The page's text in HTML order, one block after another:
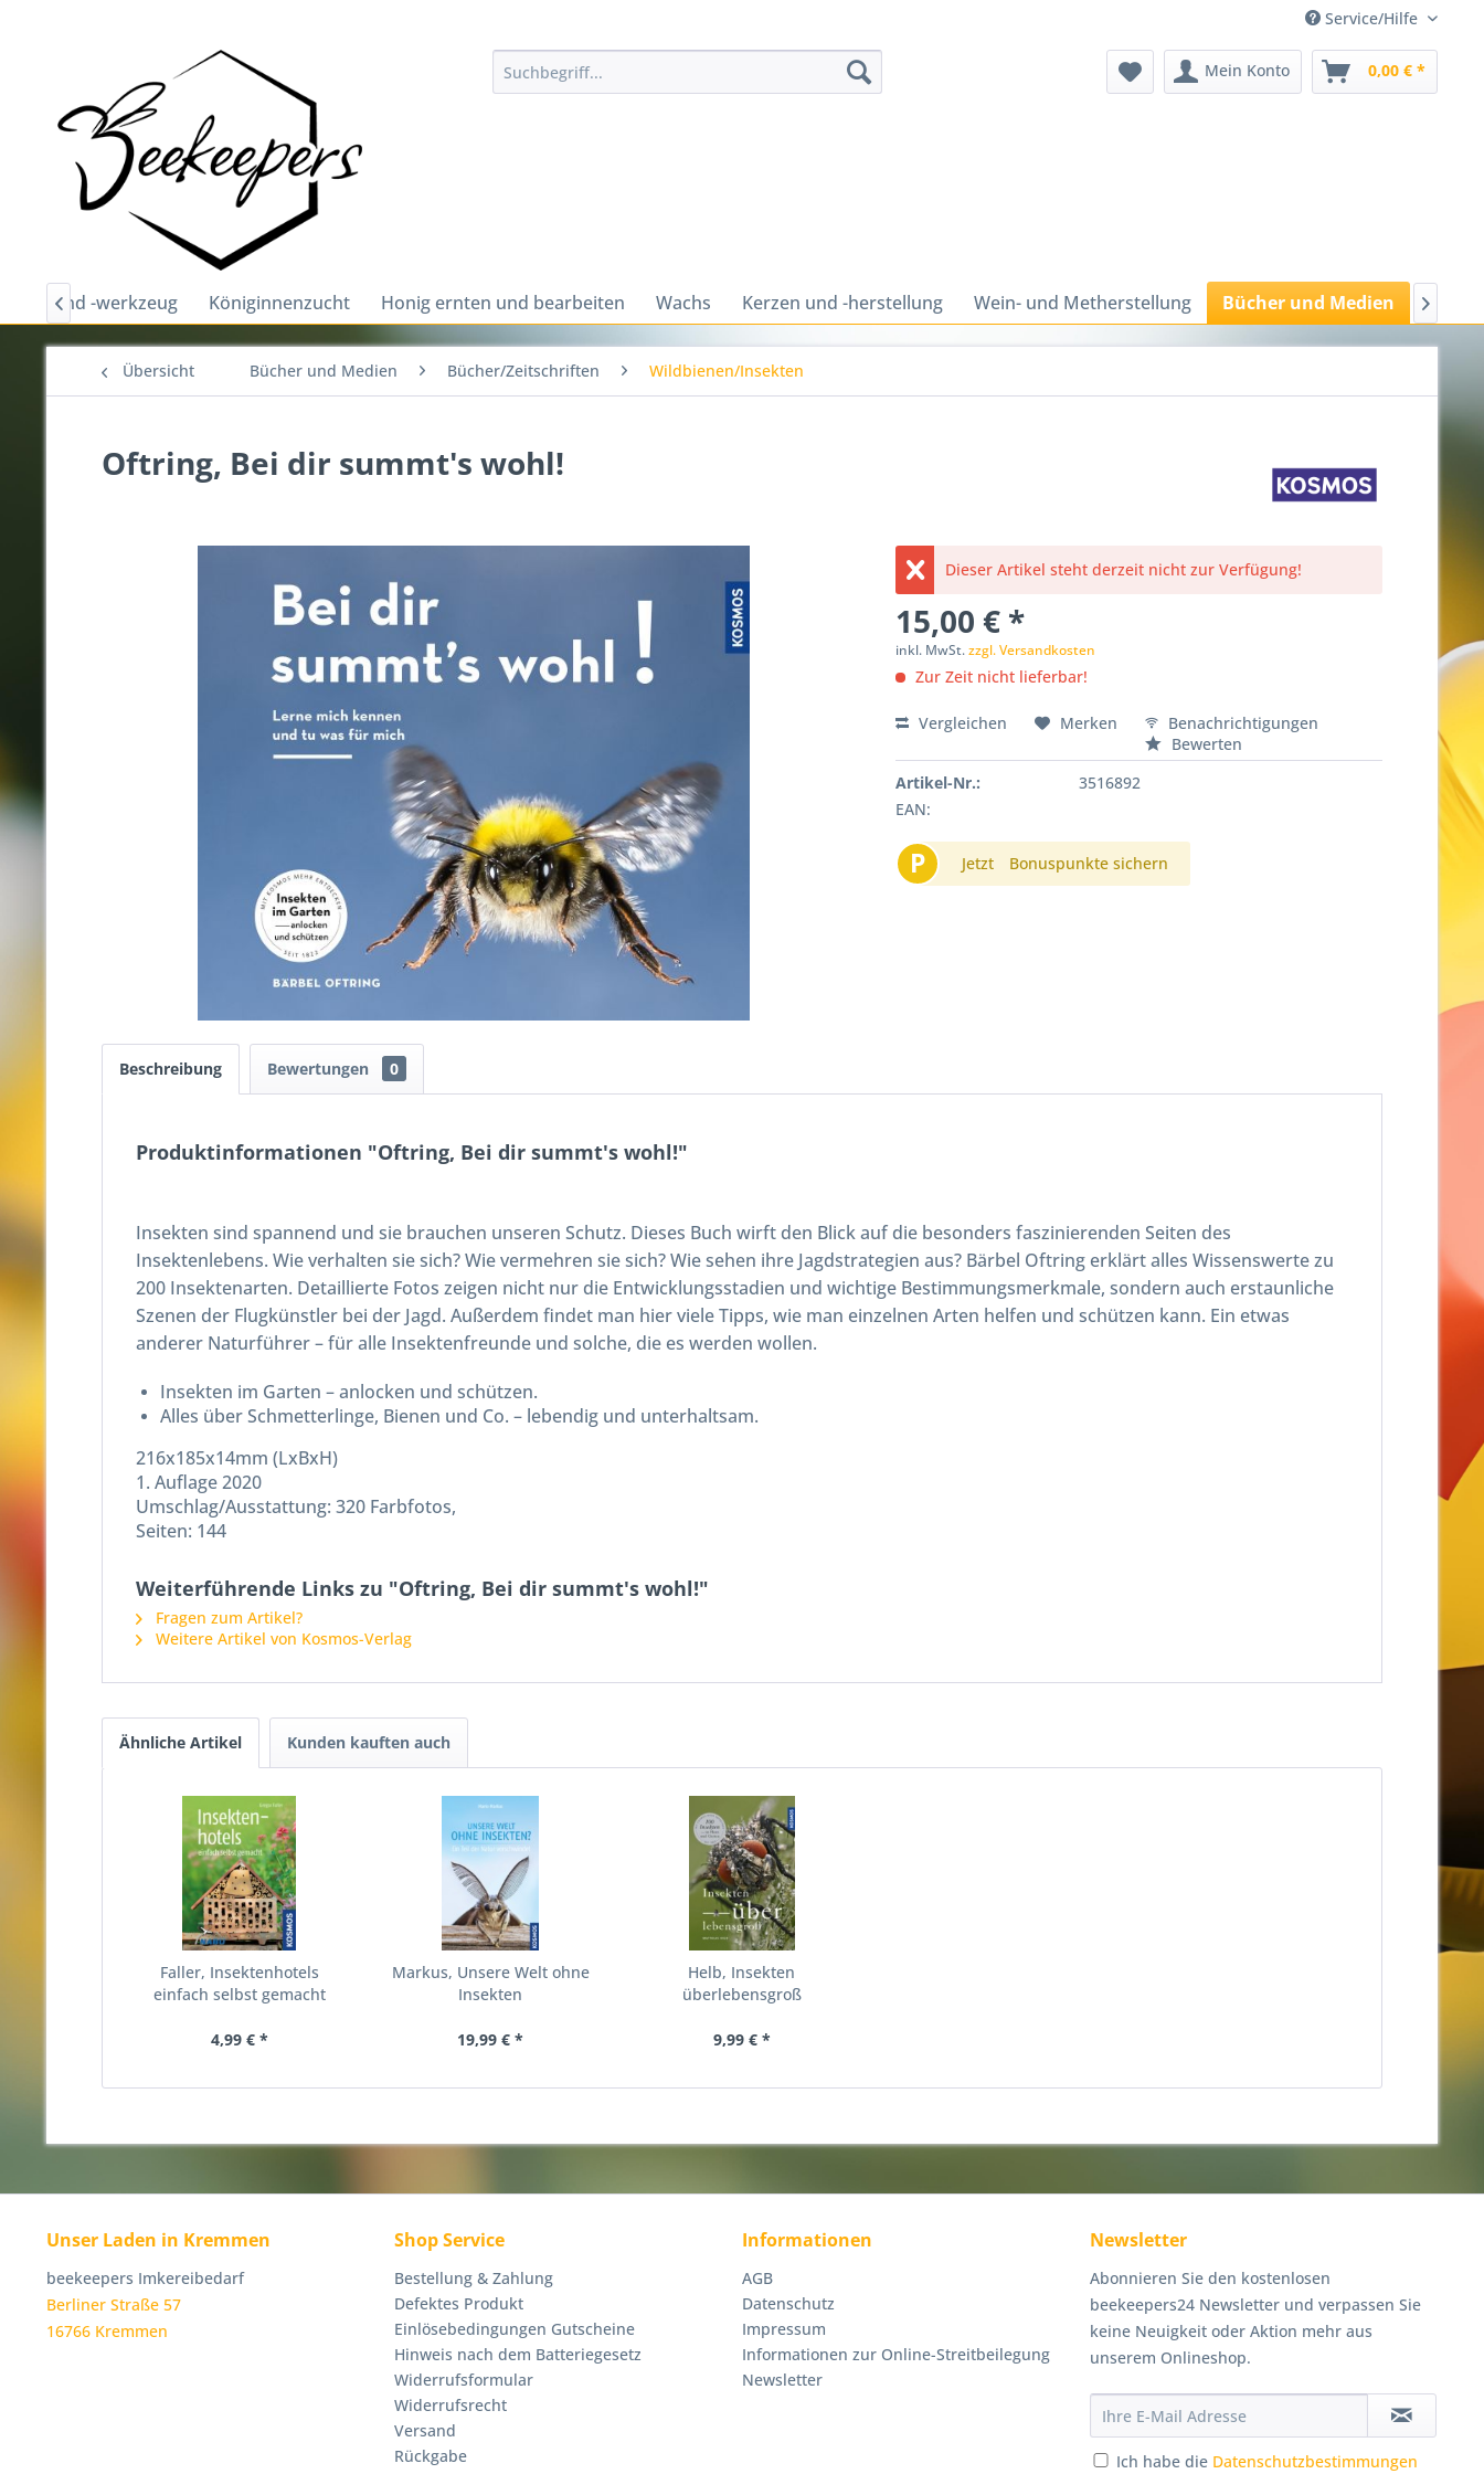
Service/Hilfe
Mein Konto 0,00 € *
und -werkzeug Königinnenzucht Honig ernten und bearbeiten Wachs Kerzen und -herstellung Wein- und Metherstellung Bücher und Medien
 
Übersicht Bücher und Medien Bücher/Zeitschriften Wildbienen/Insekten
Oftring, Bei dir summt's wohl!
Dieser Artikel steht derzeit nicht zur Verfügung!
15,00 € *
inkl. MwSt.zzgl. Versandkosten
Zur Zeit nicht lieferbar!
Vergleichen Merken
Benachrichtigungen
Bewerten
Artikel-Nr.:
3516892
EAN:
P Jetzt Bonuspunkte sichern
Beschreibung Bewertungen 0
Produktinformationen "Oftring, Bei dir summt's wohl!"
Insekten sind spannend und sie brauchen unseren Schutz. Dieses Buch wirft den Blick auf die besonders faszinierenden Seiten des
Insektenlebens. Wie verhalten sie sich? Wie vermehren sie sich? Wie sehen ihre Jagdstrategien aus? Bärbel Oftring erklärt alles Wissenswerte zu
200 Insektenarten. Detaillierte Fotos zeigen nicht nur die Entwicklungsstadien und wichtige Bestimmungsmerkmale, sondern auch erstaunliche
Szenen der Flugkünstler bei der Jagd. Außerdem findet man hier viele Tipps, wie man einzelnen Arten helfen und schützen kann. Ein etwas
anderer Naturführer – für alle Insektenfreunde und solche, die es werden wollen.
Insekten im Garten – anlocken und schützen.
Alles über Schmetterlinge, Bienen und Co. – lebendig und unterhaltsam.
216x185x14mm (LxBxH)
1. Auflage 2020
Umschlag/Ausstattung: 320 Farbfotos,
Seiten: 144
Weiterführende Links zu "Oftring, Bei dir summt's wohl!"
Fragen zum Artikel?
Weitere Artikel von Kosmos-Verlag
Ähnliche Artikel Kunden kauften auch
Faller, Insektenhotels
einfach selbst gemacht
4,99 € *
Markus, Unsere Welt ohne
Insekten
19,99 € *
Helb, Insekten
überlebensgroß
9,99 € *
Unser Laden in Kremmen
beekeepers Imkereibedarf
Berliner Straße 57
16766 Kremmen
Shop Service
Bestellung & Zahlung
Defektes Produkt
Einlösebedingungen Gutscheine
Hinweis nach dem Batteriegesetz
Widerrufsformular
Widerrufsrecht
Versand
Rückgabe
Informationen
AGB
Datenschutz
Impressum
Informationen zur Online-Streitbeilegung
Newsletter
Newsletter
Abonnieren Sie den kostenlosen
beekeepers24 Newsletter und verpassen Sie
keine Neuigkeit oder Aktion mehr aus
unserem Onlineshop.
Ich habe die Datenschutzbestimmungen